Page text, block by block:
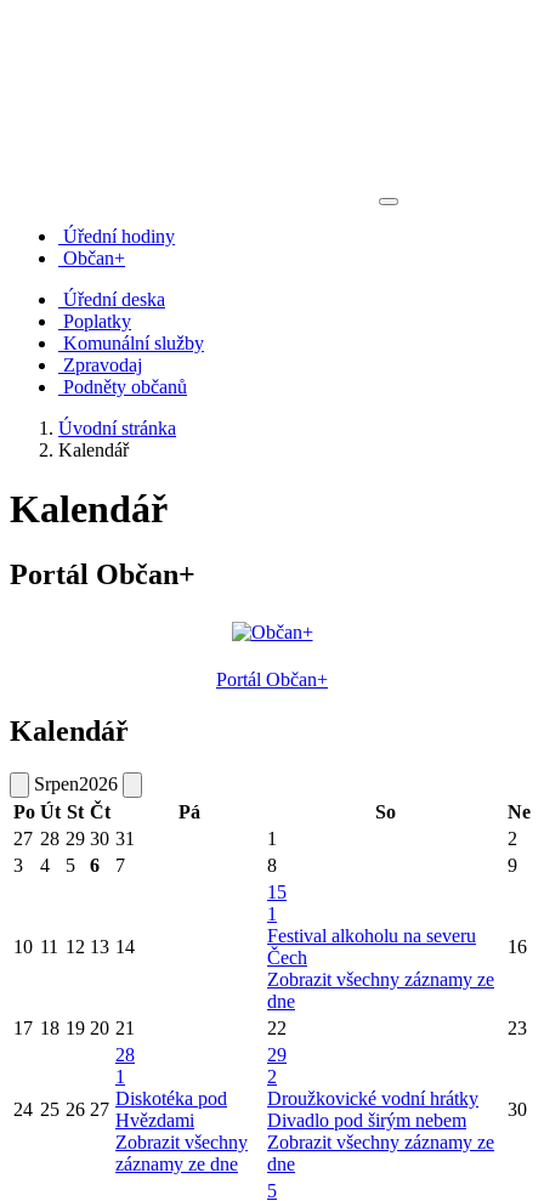
Úřední hodiny
Občan+
Úřední deska
Poplatky
Komunální služby
Zpravodaj
Podněty občanů
Úvodní stránka
Kalendář
Kalendář
Portál Občan+
Portál Občan+
Kalendář
Srpen2026
Po Út St Čt Pá So
Ne
27 28 29 30 31 1
2
3
4 5 6 7 8 9
10 11 12 13 14
15
1
Festival alkoholu na severu
Čech
Zobrazit všechny záznamy ze
dne
16
17 18 19 20 21 22 23
24 25 26 27
28
1
Diskotéka pod
Hvězdami
Zobrazit všechny
záznamy ze dne
29
2
Droužkovické vodní hrátky
Divadlo pod širým nebem
Zobrazit všechny záznamy ze
dne
30
5